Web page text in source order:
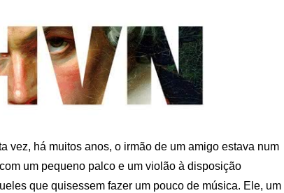
vez, há muitos anos, o irmão de um amigo estava num
um pequeno palco e um violão à disposição
que quisessem fazer um pouco de música. Ele, um